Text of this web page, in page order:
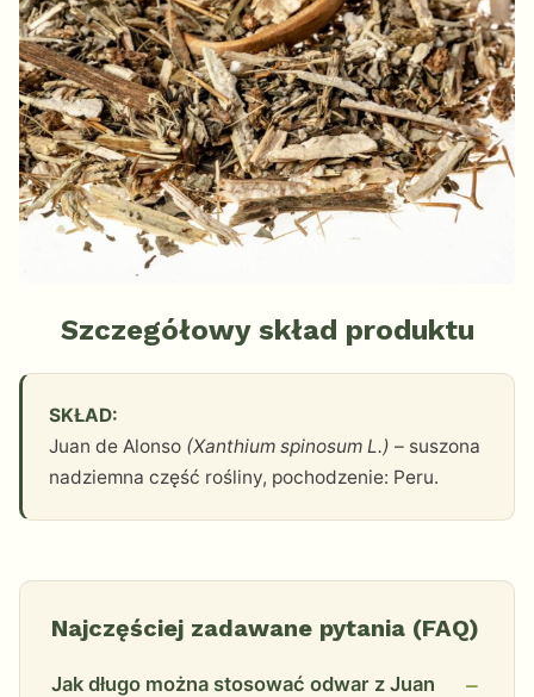
Szczegółowy skład produktu
SKŁAD:
Juan de Alonso (Xanthium spinosum L.) – suszona
nadziemna część rośliny, pochodzenie: Peru.
Najczęściej zadawane pytania (FAQ)
Jak długo można stosować odwar z Juan